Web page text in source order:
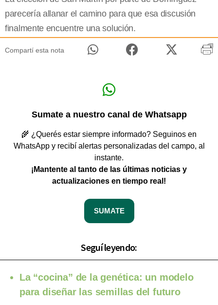
parecería allanar el camino para que esa discusión
finalmente encuentre una solución.
Compartí esta nota
Sumate a nuestro canal de Whatsapp
🌾 ¿Querés estar siempre informado? Seguinos en
WhatsApp y recibí alertas personalizadas del campo, al
instante.
¡Mantente al tanto de las últimas noticias y
actualizaciones en tiempo real!
SUMATE
Seguí leyendo:
La “cocina” de la genética: un modelo
para diseñar las semillas del futuro